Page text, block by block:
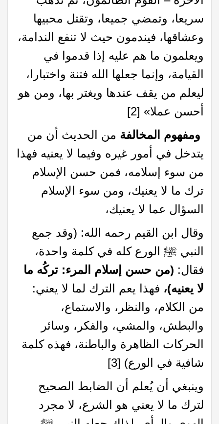
سريعا، وتمضي جميعا، وتقتل محبيها
وعشاقها، فيندمون حيث لا تنفع الندامة،
ويعلمون ما هم عليه إذا قدموا في
القيامة، وإنما جعلها الله فتنة واختبارا،
ليعلم من يقف عندها ويغتر بها، ومن هو
أحسن عملا» [2]
ومفهوم المخالفة من الحديث أن من
يتدخل في أمور غيره وفيما لا يعنيه فهذا
من سوء إسلامه، فمن حسن الإسلام
ترك ما لا يعنيك، ومن سوء الإسلام
السؤال عما لا يعنيك،
وقال ابن القيم رحمه الله: (وقد جمع
النبي ﷺ الورع كله في كلمة واحدة،
فقال: (من حسن إسلام المرء: تركُه ما
لا يعنيه)، فهذا يعم الترك لما لا يعني:
من الكلام، والنظر، والاستماع،
والبطش، والمشي، والفكر، وسائر
الحركات الظاهرة والباطنة، فهذه كلمة
شافية في الورع) [3]
وينبغي أن يُعلم أن الضابط الصحيح
لترك ما لا يعني هو الشرع، لا مجرد